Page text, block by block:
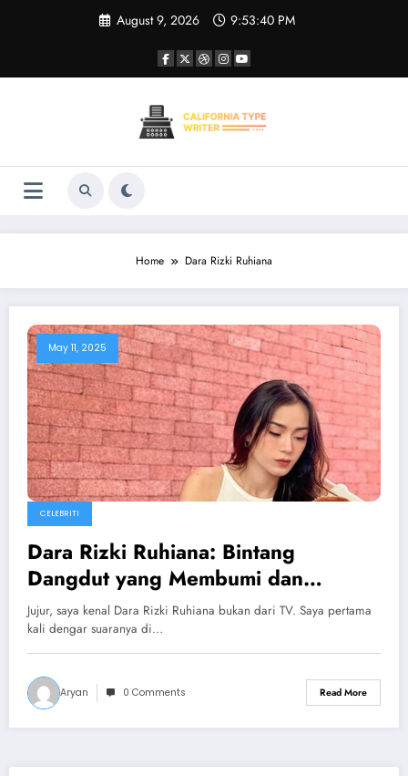
August 9, 2026 9:53:40 PM
Home Dara Rizki Ruhiana
May 11, 2025
CELEBRITI
Dara Rizki Ruhiana: Bintang
Dangdut yang Membumi dan
Menginspirasi
Jujur, saya kenal Dara Rizki Ruhiana bukan dari TV. Saya pertama
kali dengar suaranya di…
Aryan 0 Comments Read More